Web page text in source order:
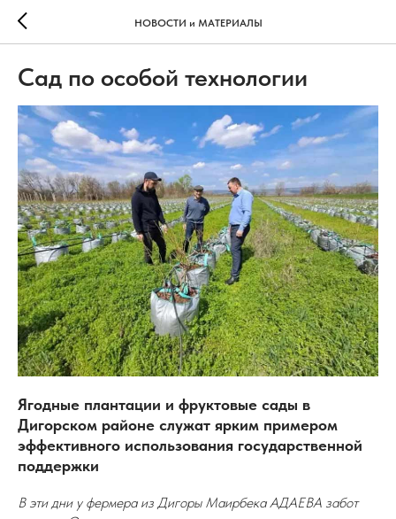
НОВОСТИ и МАТЕРИАЛЫ
Сад по особой технологии
Ягодные плантации и фруктовые сады в
Дигорском районе служат ярким примером
эффективного использования государственной
поддержки
В эти дни у фермера из Дигоры Маирбека АДАЕВА забот